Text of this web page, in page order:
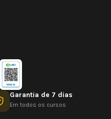
Garantia de 7 dias
Em todos os cursos